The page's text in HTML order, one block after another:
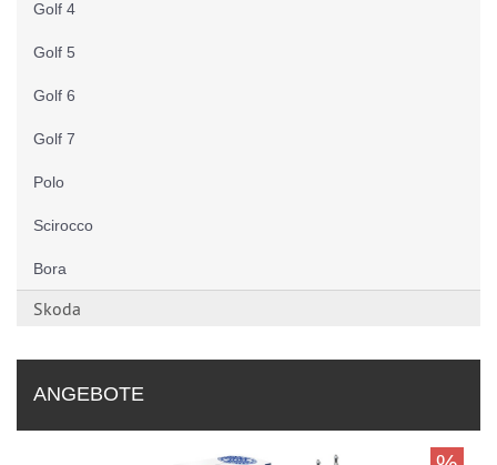
Golf 4
Golf 5
Golf 6
Golf 7
Polo
Scirocco
Bora
Skoda
ANGEBOTE